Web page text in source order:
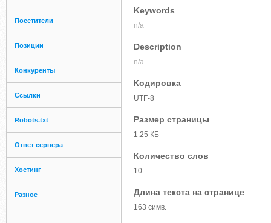
Посетители
Позиции
Конкуренты
Ссылки
Robots.txt
Ответ сервера
Хостинг
Разное
Keywords
n/a
Description
n/a
Кодировка
UTF-8
Размер страницы
1.25 КБ
Количество слов
10
Длина текста на странице
163 симв.